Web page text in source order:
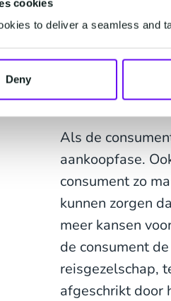
cookies
to deliver a seamless and
Deny
chatbotskunnen
het juiste
data suggesties
Aankoop
Als de
aankoopfase.
consument zo
kunnen zorgen
meer kansen
de consument
reisgezelschap,
afgeschrikt door